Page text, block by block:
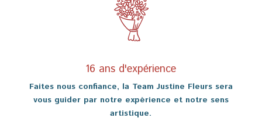
16 ans d'expérience
Faites nous confiance, la Team Justine Fleurs sera
vous guider par notre expérience et notre sens
artistique.